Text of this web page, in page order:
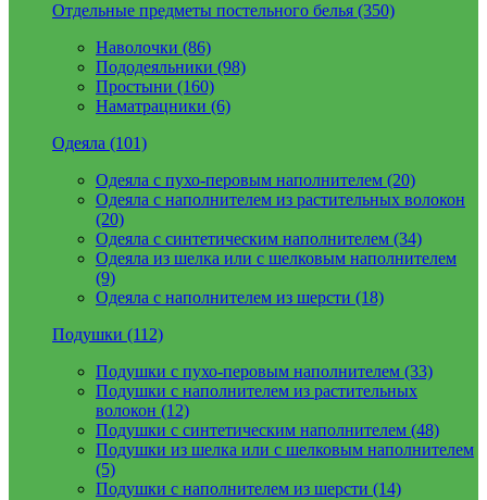
Отдельные предметы постельного белья (350)
Наволочки (86)
Пододеяльники (98)
Простыни (160)
Наматрацники (6)
Одеяла (101)
Одеяла с пухо-перовым наполнителем (20)
Одеяла с наполнителем из растительных волокон
(20)
Одеяла с синтетическим наполнителем (34)
Одеяла из шелка или с шелковым наполнителем
(9)
Одеяла с наполнителем из шерсти (18)
Подушки (112)
Подушки с пухо-перовым наполнителем (33)
Подушки с наполнителем из растительных
волокон (12)
Подушки с синтетическим наполнителем (48)
Подушки из шелка или с шелковым наполнителем
(5)
Подушки с наполнителем из шерсти (14)